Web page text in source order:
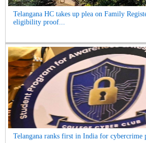
Telangana HC takes up plea on Family
eligibility proof...
Telangana ranks first in India for cybercrime